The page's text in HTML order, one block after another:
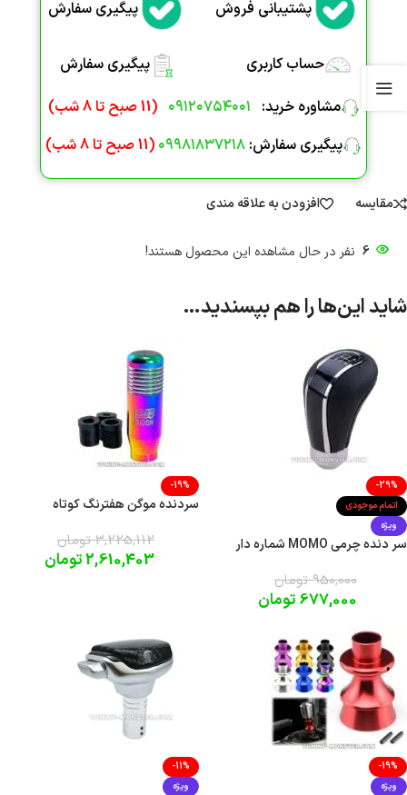
پشتیبانی فروش پیگیری سفارش
حساب کاربری
پیگیری سفارش
مشاوره خرید: ۰۹۱۲۰۷۵۴۰۰۱ (11 صبح تا 8 شب
)
پیگیری سفارش: ۰۹۹۸۱۸۳۷۲۱۸ (11 صبح تا 8 شب )
مقایسه افزودن به علاقه مندی
6 نفر در حال مشاهده این محصول هستند!
شاید این‌ها را هم بپسندید…
-29%
اتمام موجودی
ویژه
سر دنده چرمی MOMO شماره دار
950,000 تومان
677,000تومان
-19%
سردنده موگن هفترنگ کوتاه
3,225,112 تومان
2,610,403تومان
-19%
ویژه
-11%
ویژه